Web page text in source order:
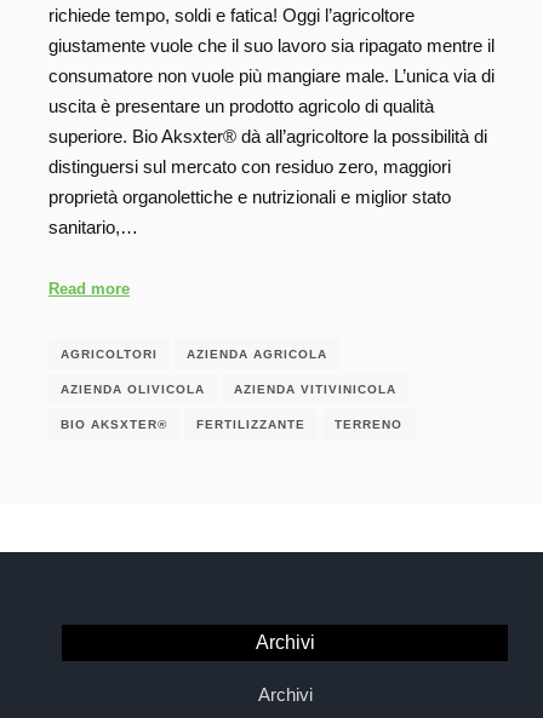
richiede tempo, soldi e fatica! Oggi l’agricoltore
giustamente vuole che il suo lavoro sia ripagato mentre il
consumatore non vuole più mangiare male. L’unica via di
uscita è presentare un prodotto agricolo di qualità
superiore. Bio Aksxter® dà all’agricoltore la possibilità di
distinguersi sul mercato con residuo zero, maggiori
proprietà organolettiche e nutrizionali e miglior stato
sanitario,…
Read more
AGRICOLTORI AZIENDA AGRICOLA
AZIENDA OLIVICOLA AZIENDA VITIVINICOLA
BIO AKSXTER® FERTILIZZANTE TERRENO
Archivi
Archivi